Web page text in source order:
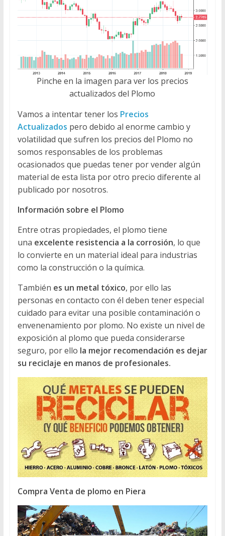
Pinche en la imagen para ver los precios
actualizados del Plomo
Vamos a intentar tener los Precios
Actualizados pero debido al enorme cambio y
volatilidad que sufren los precios del Plomo no
somos responsables de los problemas
ocasionados que puedas tener por vender algún
material de esta lista por otro precio diferente al
publicado por nosotros.
Información sobre el Plomo
Entre otras propiedades, el plomo tiene
una excelente resistencia a la corrosión, lo que
lo convierte en un material ideal para industrias
como la construcción o la química.
También es un metal tóxico, por ello las
personas en contacto con él deben tener especial
cuidado para evitar una posible contaminación o
envenenamiento por plomo. No existe un nivel de
exposición al plomo que pueda considerarse
seguro, por ello la mejor recomendación es dejar
su reciclaje en manos de profesionales.
Compra Venta de plomo en Piera